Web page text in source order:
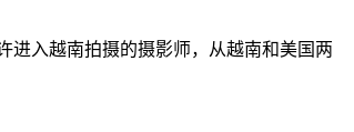
进入越南拍摄的摄影师，从越南和美国两